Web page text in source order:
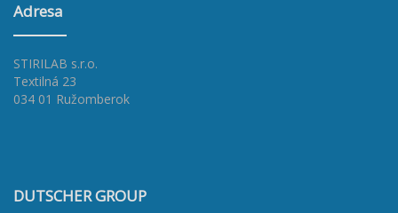
Adresa
STIRILAB s.r.o.
Textilná 23
034 01 Ružomberok
DUTSCHER GROUP